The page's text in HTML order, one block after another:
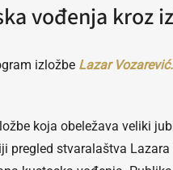
vođenja kroz
izložbe Lazar
koja obeležava veliki
pregled stvaralaštva Lazara